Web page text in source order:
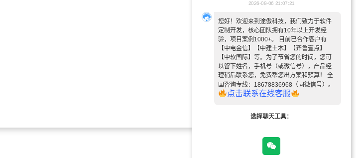
2026-08-06 21:07:21
您好！欢迎来到途傲科技，我们致力于软件
定制开发，核心团队拥有10年以上开发经
验，项目案例1000+。 目前已合作客户有
【中电金信】【中建土木】【齐鲁壹点】
【中软国际】等。为了节省您的时间，您可
以留下姓名，手机号（或微信号），产品经
理稍后联系您，免费帮您出方案和预算！ 全
国咨询专线：18678836968（同微信号）。
点击联系在线客服
选择聊天工具：